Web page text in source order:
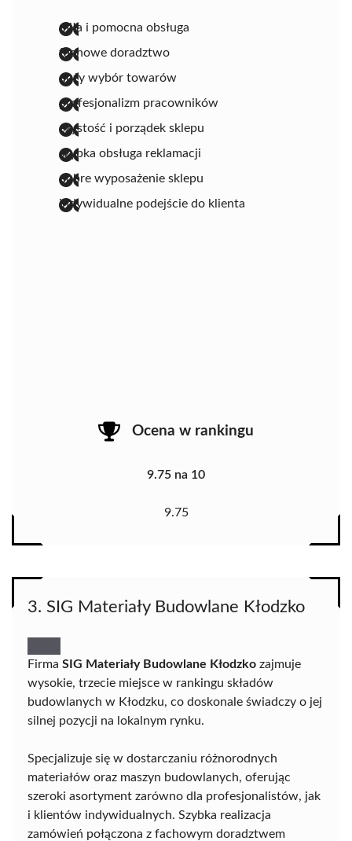
miła i pomocna obsługa
fachowe doradztwo
duży wybór towarów
profesjonalizm pracowników
czystość i porządek sklepu
szybka obsługa reklamacji
dobre wyposażenie sklepu
indywidualne podejście do klienta
Ocena w rankingu
9.75 na 10
9.75
3. SIG Materiały Budowlane Kłodzko
Firma SIG Materiały Budowlane Kłodzko zajmuje
wysokie, trzecie miejsce w rankingu składów
budowlanych w Kłodzku, co doskonale świadczy o jej
silnej pozycji na lokalnym rynku.
Specjalizuje się w dostarczaniu różnorodnych
materiałów oraz maszyn budowlanych, oferując
szeroki asortyment zarówno dla profesjonalistów, jak
i klientów indywidualnych. Szybka realizacja
zamówień połączona z fachowym doradztwem